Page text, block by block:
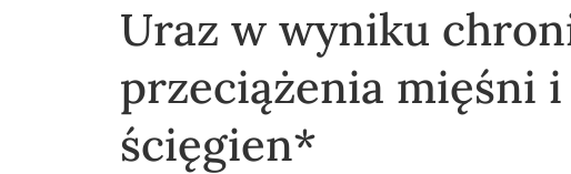
Uraz w wyniku
przeciążenia mięśni i
ścięgien*